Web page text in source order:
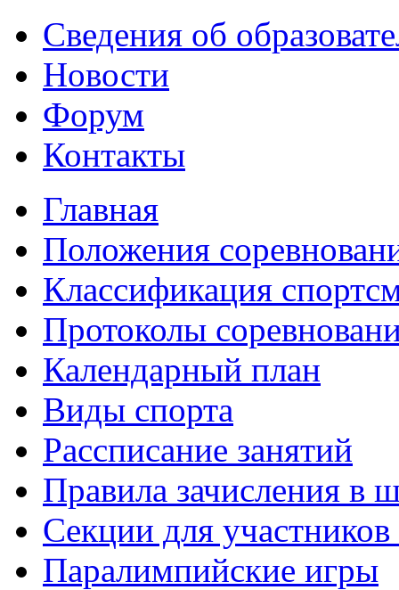
Сведения об
Новости
Форум
Контакты
Главная
Положения
Классификация
Протоколы
Календарный план
Виды спорта
Рассписание занятий
Правила зачисления в
Секции для
Паралимпийские игры